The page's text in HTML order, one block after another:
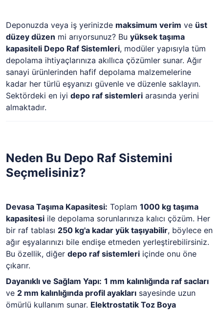
Deponuzda veya iş yerinizde maksimum verim ve üst
düzey düzen mi arıyorsunuz? Bu yüksek taşıma
kapasiteli Depo Raf Sistemleri, modüler yapısıyla tüm
depolama ihtiyaçlarınıza akıllıca çözümler sunar. Ağır
sanayi ürünlerinden hafif depolama malzemelerine
kadar her türlü eşyanızı güvenle ve düzenle saklayın.
Sektördeki en iyi depo raf sistemleri arasında yerini
almaktadır.
Neden Bu Depo Raf Sistemini
Seçmelisiniz?
Devasa Taşıma Kapasitesi: Toplam 1000 kg taşıma
kapasitesi ile depolama sorunlarınıza kalıcı çözüm. Her
bir raf tablası 250 kg'a kadar yük taşıyabilir, böylece en
ağır eşyalarınızı bile endişe etmeden yerleştirebilirsiniz.
Bu özellik, diğer depo raf sistemleri içinde onu öne
çıkarır.
Dayanıklı ve Sağlam Yapı: 1 mm kalınlığında raf sacları
ve 2 mm kalınlığında profil ayakları sayesinde uzun
ömürlü kullanım sunar. Elektrostatik Toz Boya